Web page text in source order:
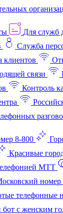
Для служб
Служба
клиентов
связи
Контроль
8-800
Красивые
МТТ
номер
телефонные
бот с женским